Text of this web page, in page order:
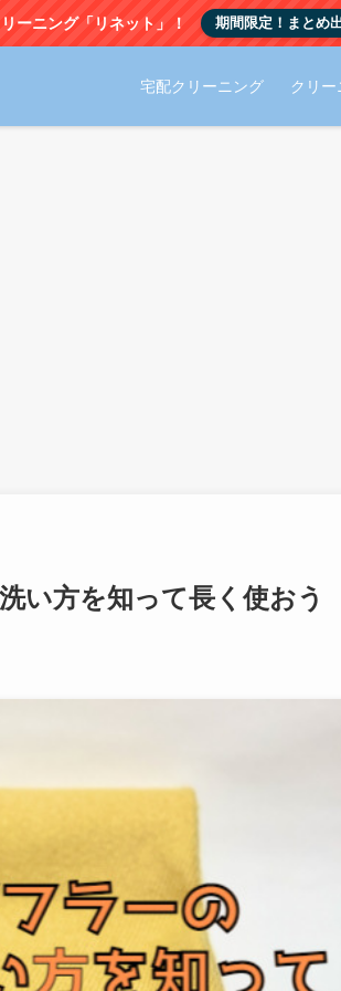
ーニング「リネット」！ 期間限定！まとめ
宅配クリーニング クリ
洗い方を知って長く使お